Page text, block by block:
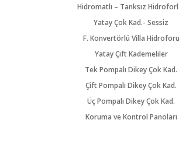
Hidromatlı – Tanksız
Yatay Çok Kad.- Sessiz
F. Konvertörlü Villa Hidroforu
Yatay Çift Kademeliler
Tek Pompalı Dikey Çok Kad.
Çift Pompalı Dikey Çok Kad.
Üç Pompalı Dikey Çok Kad.
Koruma ve Kontrol Panoları